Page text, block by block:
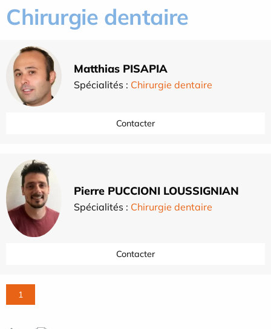
Chirurgie dentaire
Matthias PISAPIA
Spécialités : Chirurgie dentaire
Contacter
Pierre PUCCIONI LOUSSIGNIAN
Spécialités : Chirurgie dentaire
Contacter
1